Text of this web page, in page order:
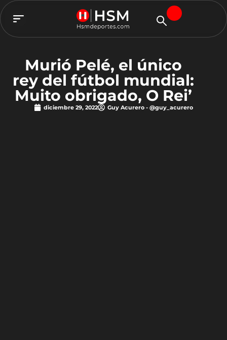
Murió Pelé, el único
rey del fútbol mundial:
Muito obrigado, O Rei’
diciembre 29, 2022 Guy Acurero - @guy_acurero